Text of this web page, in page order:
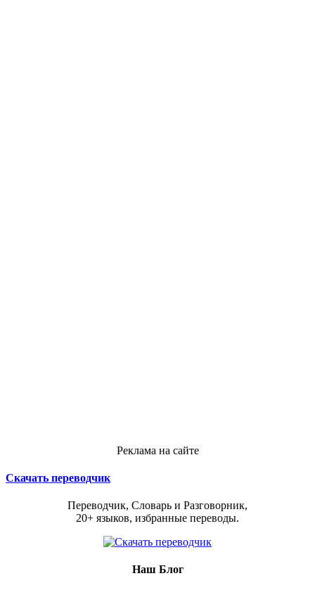
Реклама на сайте
Скачать переводчик
Переводчик, Словарь и Разговорник,
20+ языков, избранные переводы.
Наш Блог